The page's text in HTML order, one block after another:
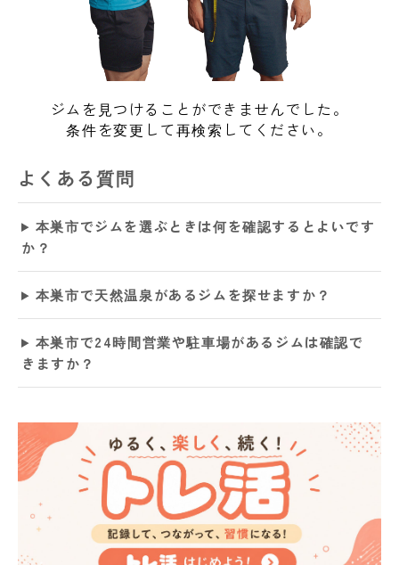
ジムを見つけることができませんでした。
条件を変更して再検索してください。
よくある質問
本巣市でジムを選ぶときは何を確認するとよいです
か？
本巣市で天然温泉があるジムを探せますか？
本巣市で24時間営業や駐車場があるジムは確認で
きますか？